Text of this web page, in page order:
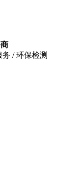
/ 环保检测